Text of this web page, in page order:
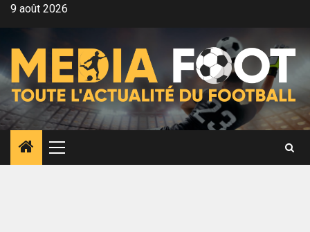
Aller9 août 2026
Menu
principal